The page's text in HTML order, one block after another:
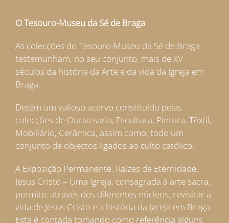
O Tesouro-Museu da Sé de Braga
As colecções do Tesouro-Museu da Sé de Braga
testemunham, no seu conjunto, mais de XV
séculos da história da Arte e da vida da Igreja em
Braga.
Detém um valioso acervo constituído pelas
colecções de Ourivesaria, Escultura, Pintura, Têxtil,
Mobiliário, Cerâmica, assim como, todo um
conjunto de objectos ligados ao culto católico.
A Exposição Permanente, Raízes de Eternidade.
Jesus Cristo – Uma Igreja, consagrada à arte sacra,
permite, através dos diferentes núcleos, revisitar a
vida de Jesus Cristo e a história da Igreja em Braga.
Esta é contada tomando como referência alguns